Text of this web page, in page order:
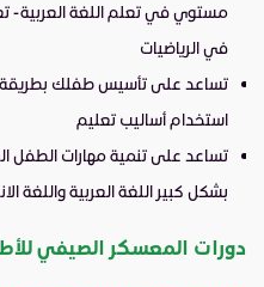
مستوي في تعلم اللغة العربية -
في الرياضيات
تساعد على تأسيس طفلك
استخدام أساليب تعليم
تساعد على تنمية مهارات الطفل
بشكل كبير اللغة العربية واللغة
دورات المعسكر الصيفي